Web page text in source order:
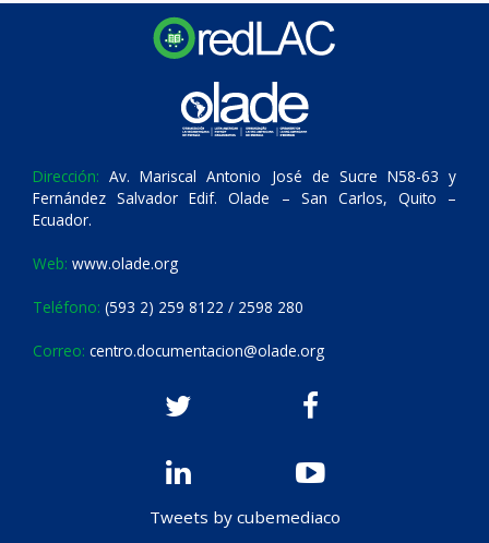
Dirección: Av. Mariscal Antonio José de Sucre N58-63 y
Fernández Salvador Edif. Olade – San Carlos, Quito –
Ecuador.
Web: www.olade.org
Teléfono: (593 2) 259 8122 / 2598 280
Correo: centro.documentacion@olade.org
Tweets by cubemediaco